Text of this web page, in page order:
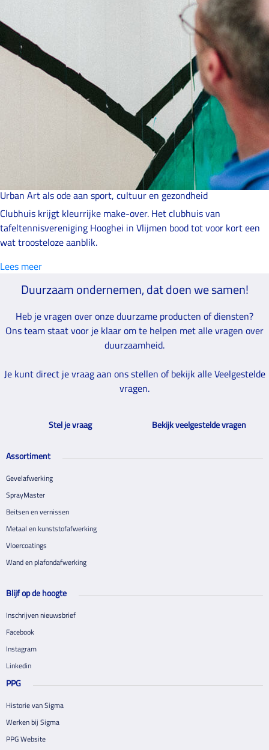
Urban Art als ode aan sport, cultuur en gezondheid
Clubhuis krijgt kleurrijke make-over. Het clubhuis van
tafeltennisvereniging Hooghei in Vlijmen bood tot voor kort een
wat troosteloze aanblik.
Lees meer
Duurzaam ondernemen, dat doen we samen!
Heb je vragen over onze duurzame producten of diensten?
Ons team staat voor je klaar om te helpen met alle vragen over
duurzaamheid.
Je kunt direct je vraag aan ons stellen of bekijk alle Veelgestelde
vragen.
Stel je vraag Bekijk veelgestelde vragen
Assortiment
Gevelafwerking
SprayMaster
Beitsen en vernissen
Metaal en kunststofafwerking
Vloercoatings
Wand en plafondafwerking
Blijf op de hoogte
Inschrijven nieuwsbrief
Facebook
Instagram
Linkedin
PPG
Historie van Sigma
Werken bij Sigma
PPG Website